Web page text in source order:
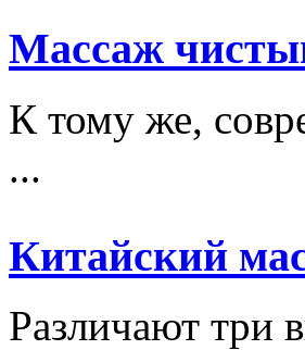
Массаж
К тому же,
...
Китайский
Различают три